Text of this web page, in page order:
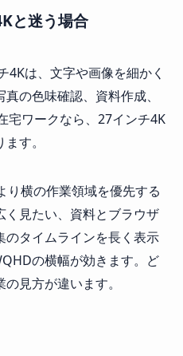
と迷う場合
4Kは、文字や画像を細かく
の色味確認、資料作成、
宅ワークなら、27インチ4K
す。
り横の作業領域を優先する
見たい、資料とブラウザ
のタイムラインを長く表示
の横幅が効きます。ど
見方が違います。